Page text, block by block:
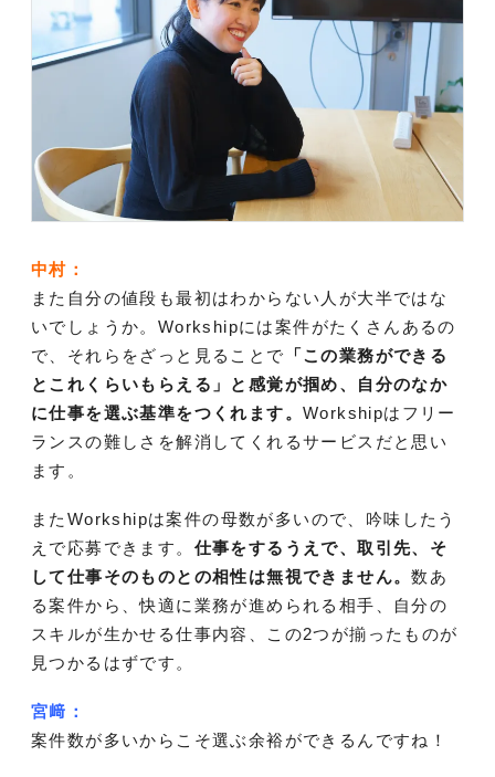
中村：
また自分の値段も最初はわからない人が大半ではな
いでしょうか。Workshipには案件がたくさんあるの
で、それらをざっと見ることで 「この業務ができる
とこれくらいもらえる」と感覚が掴め、自分のなか
に仕事を選ぶ基準をつくれます。 Workshipはフリー
ランスの難しさを解消してくれるサービスだと思い
ます。
またWorkshipは案件の母数が多いので、吟味したう
えで応募できます。 仕事をするうえで、取引先、そ
して仕事そのものとの相性は無視できません。数あ
る案件から、快適に業務が進められる相手、自分の
スキルが生かせる仕事内容、この2つが揃ったものが
見つかるはずです。
宮﨑：
案件数が多いからこそ選ぶ余裕ができるんですね！